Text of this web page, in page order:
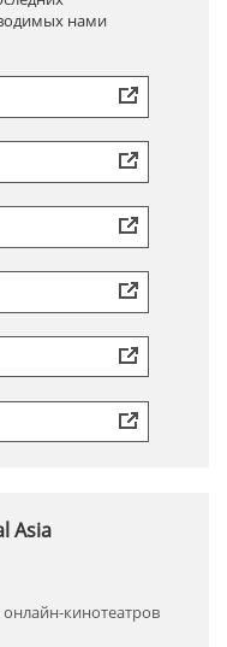
нами
Asia
кинотеатров